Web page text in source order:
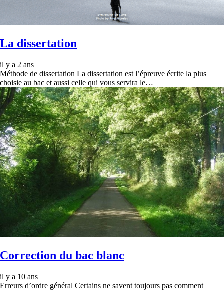
La dissertation
il y a 2 ans
Méthode de dissertation La dissertation est l’épreuve écrite la plus
choisie au bac et aussi celle qui vous servira le…
Correction du bac blanc
il y a 10 ans
Erreurs d’ordre général Certains ne savent toujours pas comment